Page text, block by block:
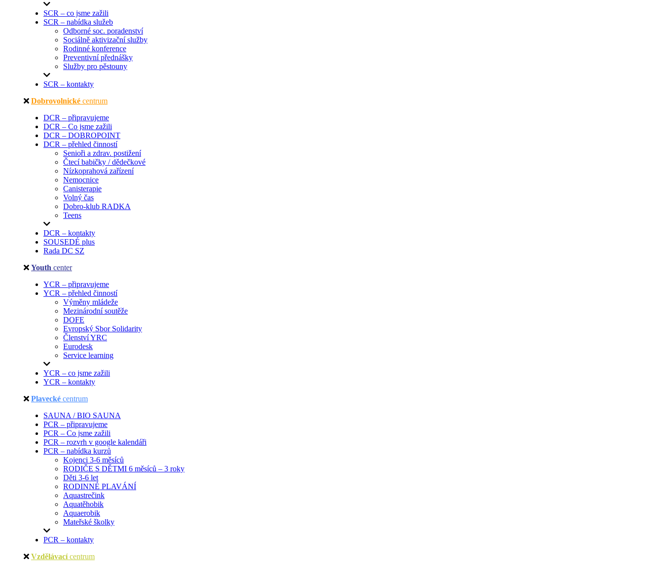
SCR – co jsme zažili
SCR – nabídka služeb
Odborné soc. poradenství
Sociálně aktivizační služby
Rodinné konference
Preventivní přednášky
Služby pro pěstouny
SCR – kontakty
Dobrovolnické centrum
DCR – připravujeme
DCR – Co jsme zažili
DCR – DOBROPOINT
DCR – přehled činností
Senioři a zdrav. postižení
Čtecí babičky / dědečkové
Nízkoprahová zařízení
Nemocnice
Canisterapie
Volný čas
Dobro-klub RADKA
Teens
DCR – kontakty
SOUSEDÉ plus
Rada DC SZ
Youth center
YCR – připravujeme
YCR – přehled činností
Výměny mládeže
Mezinárodní soutěže
DOFE
Evropský Sbor Solidarity
Členství YRC
Eurodesk
Service learning
YCR – co jsme zažili
YCR – kontakty
Plavecké centrum
SAUNA / BIO SAUNA
PCR – připravujeme
PCR – Co jsme zažili
PCR – rozvrh v google kalendáři
PCR – nabídka kurzů
Kojenci 3-6 měsíců
RODIČE S DĚTMI 6 měsíců – 3 roky
Děti 3-6 let
RODINNÉ PLAVÁNÍ
Aquastrečink
Aquatěhobik
Aquaerobik
Mateřské školky
PCR – kontakty
Vzdělávací centrum